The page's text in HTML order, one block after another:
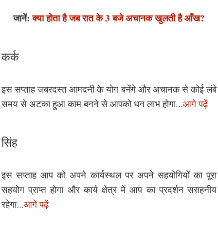
जानें:क्या होता है जब रात के 3 बजे अचानक खुलती है आँख?
कर्क
इस सप्ताह जबरदस्त आमदनी के योग बनेंगे और अचानक से कोई लंबे
समय से अटका हुआ काम बनने से आपको धन लाभ होगा...आगे पढ़ें
सिंह
इस सप्ताह आप को अपने कार्यस्थल पर अपने सहयोगियों का पूरा
सहयोग प्राप्त होगा और कार्य क्षेत्र में आप का प्रदर्शन सराहनीय
रहेगा...आगे पढ़ें